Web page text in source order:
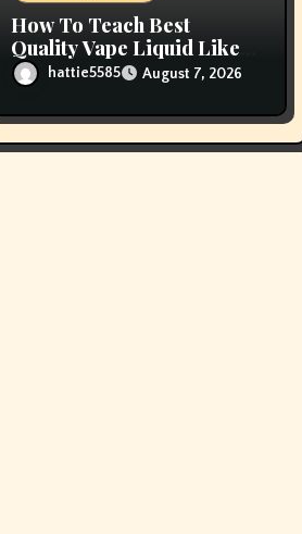
How To Teach Best
Quality Vape Liquid Like A
Professional
hattie5585 August 7, 2026